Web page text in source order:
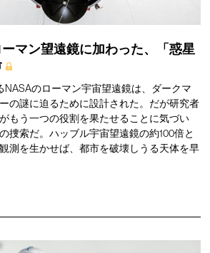
マン望遠鏡に加わった、「惑星
NASAのローマン宇宙望遠鏡は、ダークマ
の謎に迫るために設計された。だが研究者
もう一つの役割を果たせることに気づい
捜索だ。ハッブル宇宙望遠鏡の約100倍と
測を生かせば、都市を破壊しうる天体を早